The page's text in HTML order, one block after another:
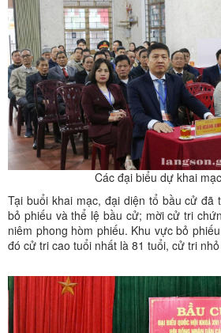
Các đại biểu dự khai
Tại buổi khai mạc, đại diện tổ bầu cử đã
bỏ phiếu và thể lệ bầu cử; mời cử tri
niêm phong hòm phiếu. Khu vực bỏ
đó cử tri cao tuổi nhất là 81 tuổi, cử tri